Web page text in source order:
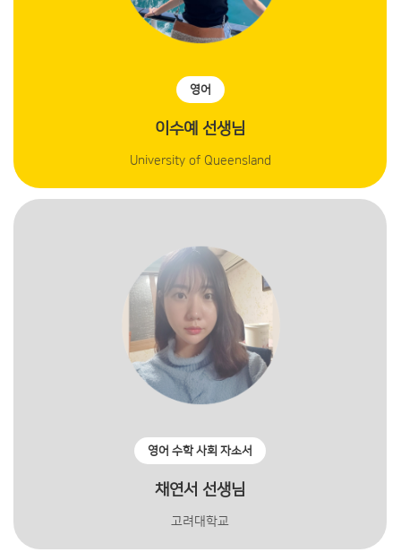
영어
이수예 선생님
University of Queensland
영어 수학 사회 자소서
채연서 선생님
고려대학교